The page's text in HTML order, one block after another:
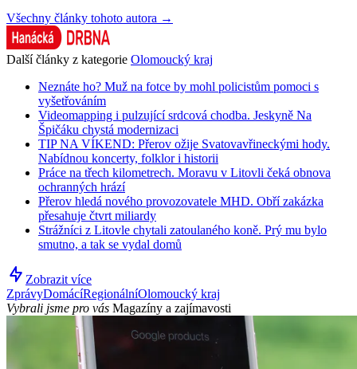
Všechny články tohoto autora →
Další články z kategorie Olomoucký kraj
Neznáte ho? Muž na fotce by mohl policistům pomoci s
vyšetřováním
Videomapping i pulzující srdcová chodba. Jeskyně Na
Špičáku chystá modernizaci
TIP NA VÍKEND: Přerov ožije Svatovavřineckými hody.
Nabídnou koncerty, folklor i historii
Práce na třech kilometrech. Moravu v Litovli čeká obnova
ochranných hrází
Přerov hledá nového provozovatele MHD. Obří zakázka
přesahuje čtvrt miliardy
Strážníci z Litovle chytali zatoulaného koně. Prý mu bylo
smutno, a tak se vydal domů
Zobrazit více
ZprávyDomácíRegionálníOlomoucký kraj
Vybrali jsme pro vás Magazíny a zajímavosti